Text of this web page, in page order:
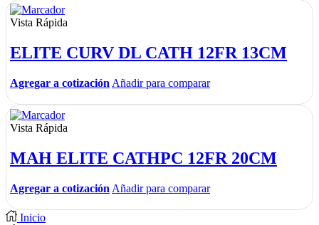
Vista Rápida
ELITE CURV DL CATH 12FR 13CM
Agregar a cotización Añadir para comparar
Vista Rápida
MAH ELITE CATHPC 12FR 20CM
Agregar a cotización Añadir para comparar
Inicio